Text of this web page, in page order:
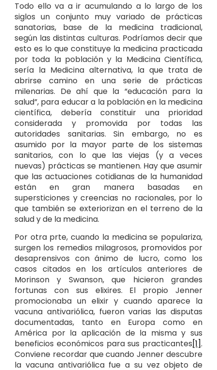
Todo ello va a ir acumulando a lo largo de los
siglos un conjunto muy variado de prácticas
sanatorias, base de la medicina tradicional,
según las distintas culturas. Podríamos decir que
esto es lo que constituye la medicina practicada
por toda la población y la Medicina Científica,
sería la Medicina alternativa, la que trata de
abrirse camino en una serie de prácticas
milenarias. De ahí que la “educación para la
salud”, para educar a la población en la medicina
científica, debería constituir una prioridad
considerada y promovida por todas las
autoridades sanitarias. Sin embargo, no es
asumido por la mayor parte de los sistemas
sanitarios, con lo que las viejas (y a veces
nuevas) prácticas se mantienen. Hay que asumir
que las actuaciones cotidianas de la humanidad
están en gran manera basadas en
supersticiones y creencias no racionales, por lo
que también se exteriorizan en el terreno de la
salud y de la medicina.
Por otra prte, cuando la medicina se populariza,
surgen los remedios milagrosos, promovidos por
desaprensivos con ánimo de lucro, como los
casos citados en los artículos anteriores de
Morinson y Swanson, que hicieron grandes
fortunas con sus elixires. El propio Jenner
promocionaba un elixir y cuando aparece la
vacuna antivariólica, fueron varias las disputas
documentadas, tanto en Europa como en
América por la aplicación de la misma y sus
beneficios económicos para sus practicantes[1].
Conviene recordar que cuando Jenner descubre
la vacuna antivariólica fue a su vez objeto de